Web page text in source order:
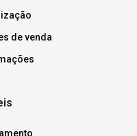
de venda